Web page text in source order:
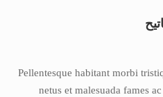
Pellentesque habitant morbi
netus et malesuada fames